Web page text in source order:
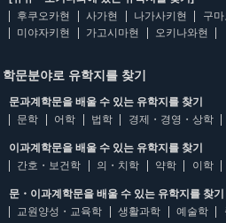
후쿠오카현
사가현 나가사키현 구
미야자키현
가고시마현 오키나와현
학문분야로 유학지를 찾기
문과계학문을 배울 수 있는 유학지를 찾기
문학
어학 법학 경제・경영・상학
이과계학문을 배울 수 있는 유학지를 찾기
간호・보건학
의・치학 약학 이학
문・이과계학문을 배울 수 있는 유학지를 찾기
교원양성・교육학
생활과학 예술학